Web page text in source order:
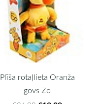
Plīša rotaļlieta Oranža
govs Zo